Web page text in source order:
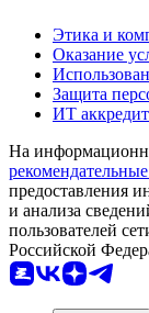
Этика и
Оказание
Защита
ИТ
На
предоставления
и анализа
пользователей
Российской